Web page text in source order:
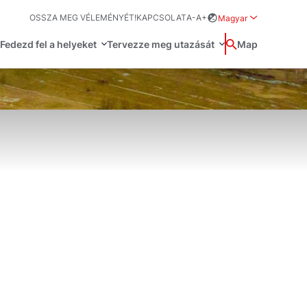
OSSZA MEG VÉLEMÉNYÉT!KAPCSOLATA-A+
Magyar
Fedezd fel a helyeket Tervezze meg utazását Wyszukaj
Map
Français